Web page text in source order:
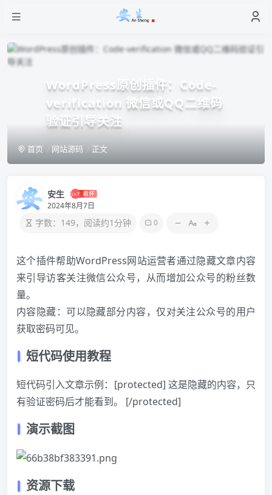
WordPress原创插件：Code-
verification 微信或QQ二维码
验证引导关注
首页 网站源码 正文
安生
2024年8月7日
字数：149，阅读约1分钟 0
这个插件帮助WordPress网站运营者通过隐藏文章内容
来引导访客关注微信公众号，从而增加公众号的粉丝数
量。
内容隐藏：可以隐藏部分内容，仅对关注公众号的用户
获取密码可见。
短代码使用教程
短代码引入文章示例：[protected] 这是隐藏的内容，只
有验证密码后才能看到。 [/protected]
演示截图
资源下载